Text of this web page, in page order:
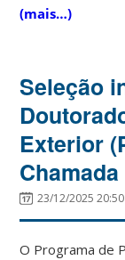
(mais…)
Seleção
Exterior
Chamada
23/12/2025 20:50
O Programa de